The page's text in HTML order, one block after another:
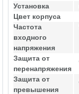
Установка
Цвет корпуса
Частота
входного
напряжения
Защита от
перенапряжения
Защита от
превышения